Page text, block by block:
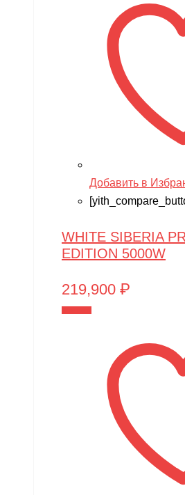
Добавить в
WHITE SIBERIA
EDITION 5000W
219,900 ₽